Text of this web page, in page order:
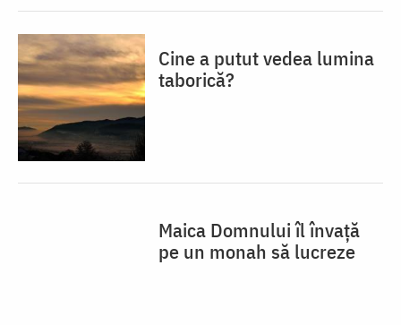
Cine a putut vedea lumina
taborică?
Maica Domnului îl învață
pe un monah să lucreze